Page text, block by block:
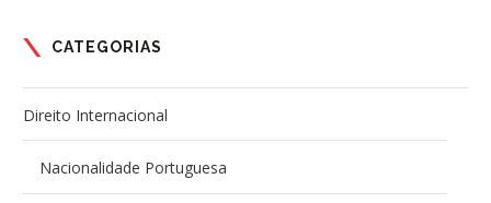
CATEGORIAS
Direito Internacional
Nacionalidade Portuguesa